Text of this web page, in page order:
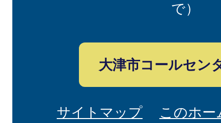
で）
大津市コールセン
サイトマップ このホ